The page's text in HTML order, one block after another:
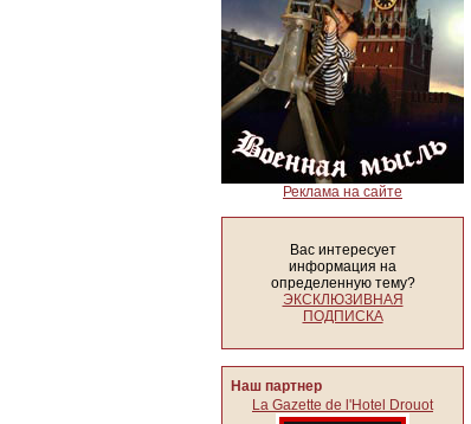
Реклама на сайте
Вас интересует
информация на
определенную тему?
ЭКСКЛЮЗИВНАЯ
ПОДПИСКА
Наш партнер
La Gazette de l'Hotel Drouot